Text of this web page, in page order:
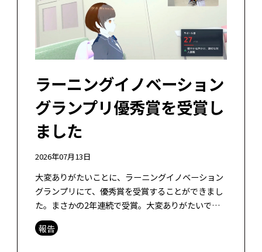
ラーニングイノベーション
グランプリ優秀賞を受賞し
ました
2026年07月13日
大変ありがたいことに、ラーニングイノベーション
グランプリにて、優秀賞を受賞することができまし
た。まさかの2年連続で受賞。大変ありがたいで
す。多くの研究の中から本研究を選んで下さりまし
て、審査員のみなさま、ありがとうござい […]
報告